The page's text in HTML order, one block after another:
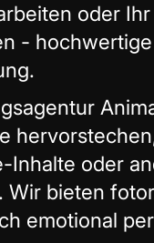
oder
-
Inhalte oder
Wir bieten
emotional